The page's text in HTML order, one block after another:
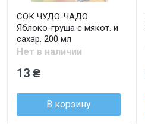
СОК ЧУДО-ЧАДО
Яблоко-груша с мякот. и
сахар. 200 мл
Нет в наличии
13 ₴
В корзину